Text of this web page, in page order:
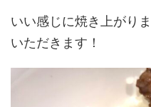
いい感じに焼き上がり
いただきます！